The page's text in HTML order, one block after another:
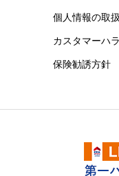
個人情報の取
カスタマーハ
保険勧誘方針